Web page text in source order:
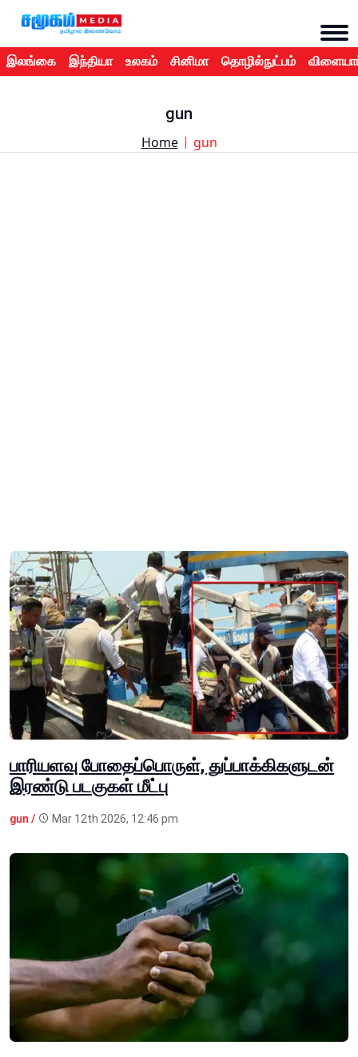
இலங்கை இந்தியா உலகம் சினிமா தொழில்நுட்பம்
gun
Home gun
பாரியளவு போதைப்பொருள், துப்பாக்கிகளுடன்
இரண்டு படகுகள் மீட்பு
gun / Mar 12th 2026, 12:46 pm